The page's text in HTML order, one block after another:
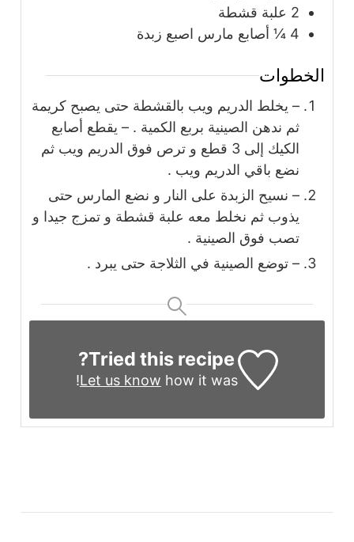
2 علبة قشطة
4 ¼
أصابع مارس اصبع زبدة
الخطوات
– يخلط الدريم ويب بالقشطة حتى يصبح كريمة
ثم ندهن الصينية بربع الكمية . – يقطع أصابع
الكيك إلى 3 قطع و ترص فوق الدريم ويب ثم
نضع باقي الدريم ويب .
– نسيح الزبدة على النار و نضع المارس حتى
يذوب ثم نخلط معه علبة قشطة و تمزج جيدا و
تصب فوق الصينية .
– توضع الصينية في الثلاجة حتى يبرد .
Tried this recipe?
Let us know how it was!